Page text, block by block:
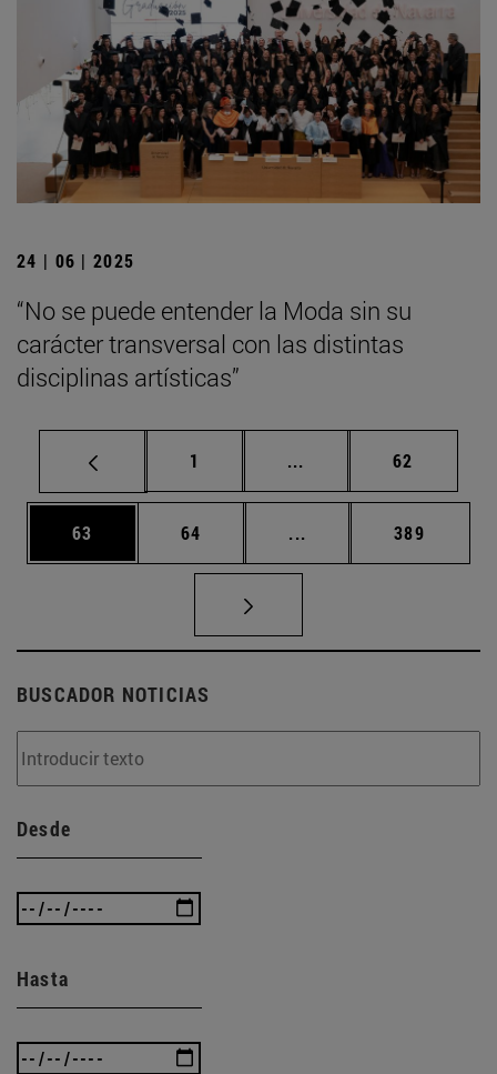
24 | 06 | 2025
“No se puede entender la Moda sin su
carácter transversal con las distintas
disciplinas artísticas”
Página
1 ... Páginas intermedias
Página
62
Página
63 Página
64 ... Páginas intermedias
Página
389
BUSCADOR NOTICIAS
Desde
Hasta